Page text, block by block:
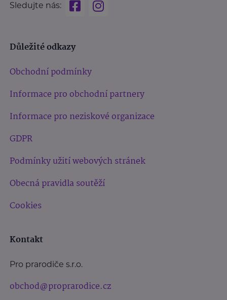
Sledujte nás:
Důležité odkazy
Obchodní podmínky
Informace pro obchodní partnery
Informace pro neziskové organizace
GDPR
Podmínky užití webových stránek
Obecná pravidla soutěží
Cookies
Kontakt
Pro prarodiče s.r.o.
obchod@proprarodice.cz